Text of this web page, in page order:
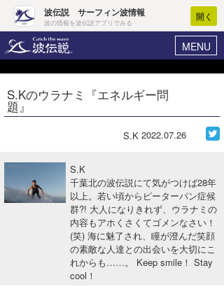
波伝説 サーフィン波情報
波の情報を波伝説アプリでみる
開く
MENU
ヘルプ マイホーム
ログイン
波情報･概況
WAVE HUNTER波予想ツール
サーフィンエリアガイド
S.Kのウラナミ『エネルギー問
題』
S.K 2022.07.26
S.K
千葉北の波伝説にて気がつけば28年
以上。若い頃からピーターパン症候
群?! 大人になりきれず、ウラナミの
内容もアホくさくてゴメンなさい！
(笑) 海に魅了され、瞳が澄んだ笑顔
の素敵な人達との出会いを大切にこ
れからも……。 Keep smile！ Stay
cool！
Core Surf Japan
アート＆エンタメ
ショップ情報